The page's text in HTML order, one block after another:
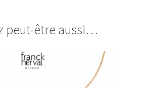
peut-être aussi…